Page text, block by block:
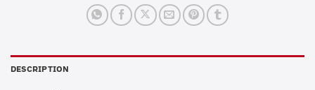
DESCRIPTION